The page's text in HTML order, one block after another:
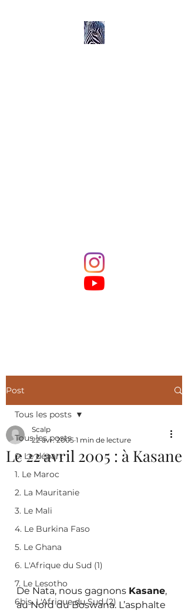
Post
Tous les posts
0. Le départ
1. Le Maroc
2. La Mauritanie
3. Le Mali
4. Le Burkina Faso
5. Le Ghana
6. L'Afrique du Sud (1)
7. Le Lesotho
6bis. L'Afrique du Sud (2)
Tous les posts
Le 22 avril 2005 : à Kasane
Scalp
22 avr. 2005 1 min de lecture
De Nata, nous gagnons Kasane,
au Nord du Boswana. L’asphalte